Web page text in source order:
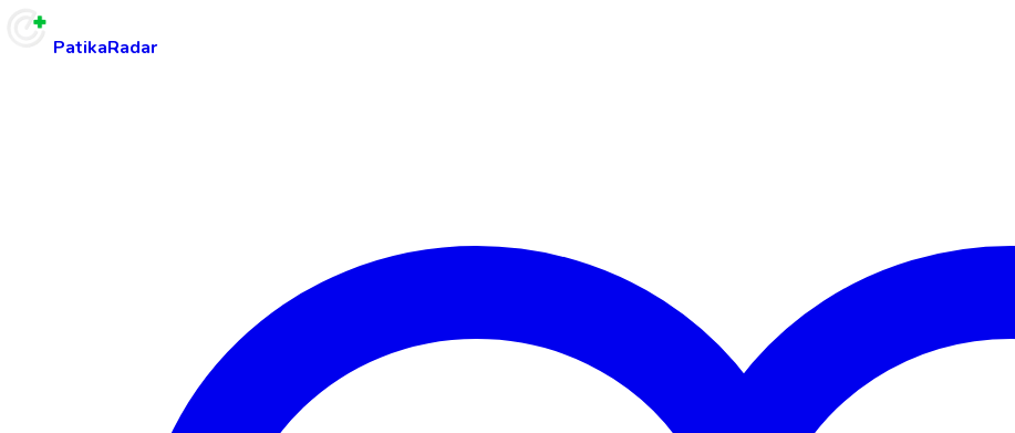
PatikaRadar